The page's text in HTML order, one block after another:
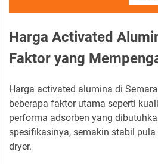
Harga Activated
Faktor yang
Harga activated alumina di
beberapa faktor utama seperti
performa adsorben yang
spesifikasinya, semakin stabil
dryer.